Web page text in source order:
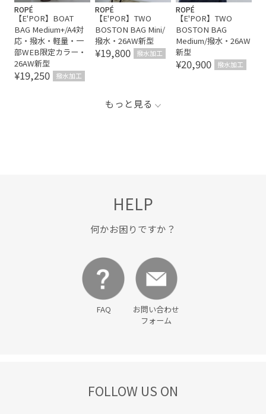
ROPÉ
【E'POR】BOAT
BAG Medium+/A4対
応・撥水・軽量・一
部WEB限定カラー・
26AW新型
¥19,250 撥水加工
ROPÉ
【E'POR】TWO
BOSTON BAG Mini/
撥水・26AW新型
¥19,800 撥水加工
ROPÉ
【E'POR】TWO
BOSTON BAG
Medium/撥水・26AW
新型
¥20,900 撥水加工
もっと見る
HELP
何かお困りですか？
FAQ
お問い合わせ
フォーム
FOLLOW US ON